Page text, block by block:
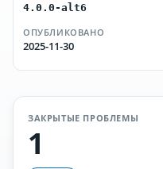
4.0.0-alt6
ОПУБЛИКОВАНО
2025-11-30
ЗАКРЫТЫЕ ПРОБЛЕМЫ
1